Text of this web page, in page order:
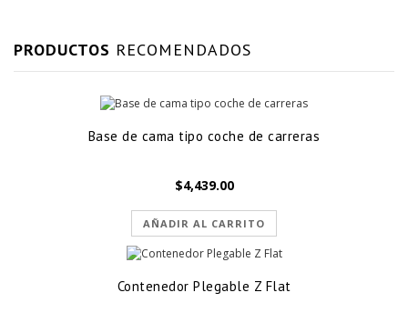
PRODUCTOS RECOMENDADOS
Base de cama tipo coche de carreras
$4,439.00
AÑADIR AL CARRITO
Contenedor Plegable Z Flat